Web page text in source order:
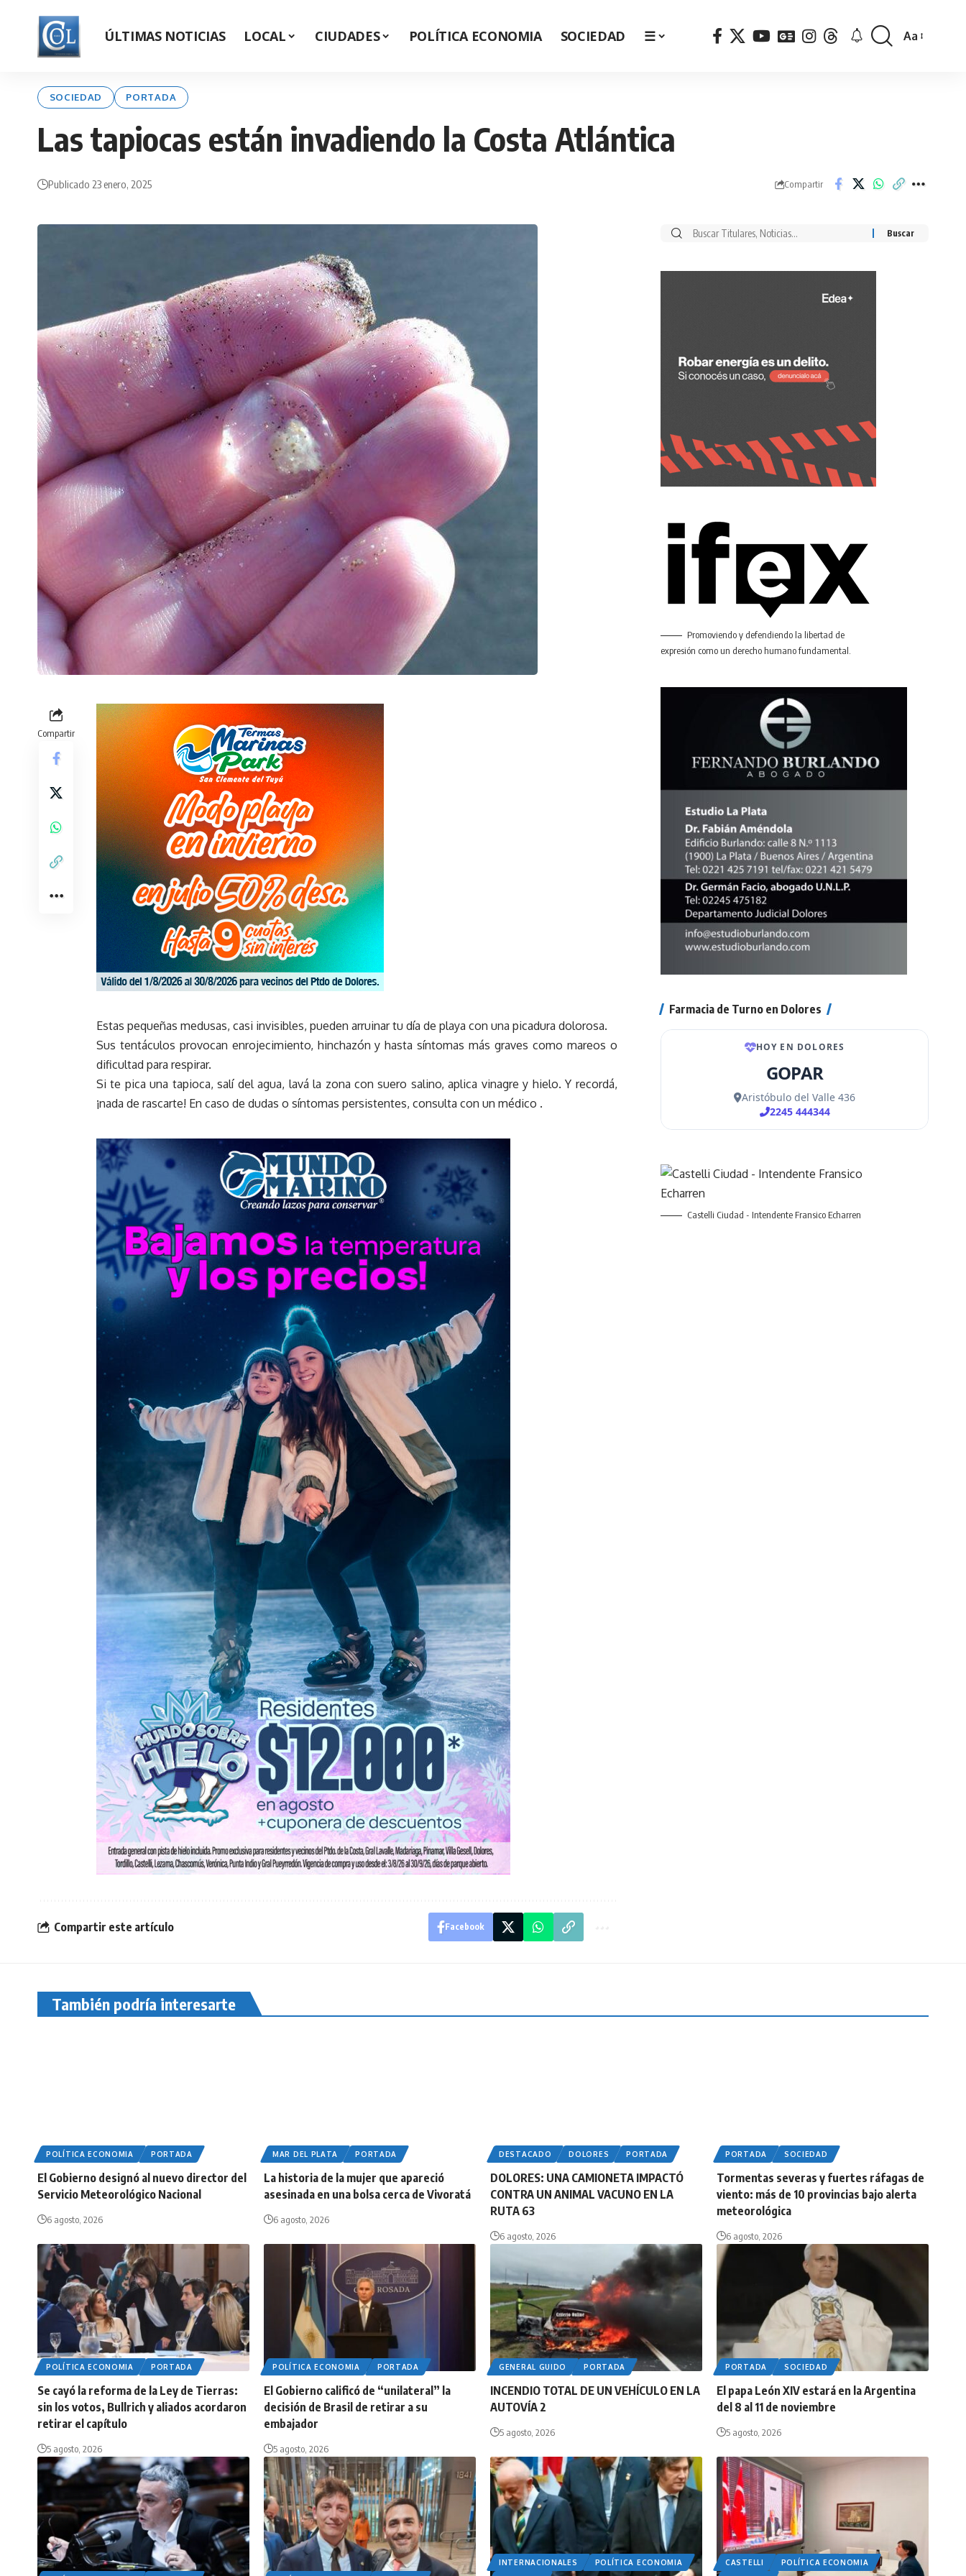
ÚLTIMAS NOTICIAS LOCAL CIUDADES POLÍTICA ECONOMIA SOCIEDAD ☰
Font
Aa
SOCIEDAD PORTADA
Las tapiocas están invadiendo la Costa Atlántica
Publicado 23 enero, 2025 Compartir
Compartir
Estas pequeñas medusas, casi invisibles, pueden arruinar tu día de playa con una picadura dolorosa.
Sus tentáculos provocan enrojecimiento, hinchazón y hasta síntomas más graves como mareos o
dificultad para respirar.
Si te pica una tapioca, salí del agua, lavá la zona con suero salino, aplica vinagre y hielo. Y recordá,
¡nada de rascarte! En caso de dudas o síntomas persistentes, consulta con un médico .
Compartir este artículo Facebook
Buscar
Promoviendo y defendiendo la libertad de
expresión como un derecho humano fundamental.
Farmacia de Turno en Dolores
Castelli Ciudad - Intendente Fransico Echarren
También podría interesarte
POLÍTICA ECONOMIA PORTADA
El Gobierno designó al nuevo director del
Servicio Meteorológico Nacional
6 agosto, 2026
MAR DEL PLATA PORTADA
La historia de la mujer que apareció
asesinada en una bolsa cerca de Vivoratá
6 agosto, 2026
DESTACADO DOLORES PORTADA
DOLORES: UNA CAMIONETA IMPACTÓ
CONTRA UN ANIMAL VACUNO EN LA
RUTA 63
6 agosto, 2026
PORTADA SOCIEDAD
Tormentas severas y fuertes ráfagas de
viento: más de 10 provincias bajo alerta
meteorológica
6 agosto, 2026
POLÍTICA ECONOMIA PORTADA
Se cayó la reforma de la Ley de Tierras:
sin los votos, Bullrich y aliados acordaron
retirar el capítulo
5 agosto, 2026
POLÍTICA ECONOMIA PORTADA
El Gobierno calificó de “unilateral” la
decisión de Brasil de retirar a su
embajador
5 agosto, 2026
GENERAL GUIDO PORTADA
INCENDIO TOTAL DE UN VEHÍCULO EN LA
AUTOVÍA 2
5 agosto, 2026
PORTADA SOCIEDAD
El papa León XIV estará en la Argentina
del 8 al 11 de noviembre
5 agosto, 2026
INTERNACIONALES
POLÍTICA ECONOMIA
CASTELLI
POLÍTICA ECONOMIA